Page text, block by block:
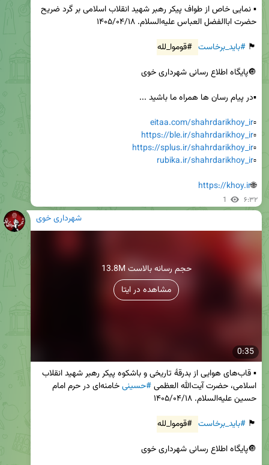
🏴 #باید_برخاست #قوموا_لله
▫️
eitaa.com/shahrdarikhoy_ir
▫️
https://ble.ir/shahrdarikhoy_ir
▫️
https://splus.ir/shahrdarikhoy_ir
▫️
rubika.ir/shahrdarikhoy_ir
🌐
https://khoy.ir
1 ۶:۳۲
شهرداری خوی
0:35
13.8M حجم رسانه بالاست
مشاهده در ایتا
اسلامی، حضرت آیت‌الله العظمی
#حسینی
🏴 #باید_برخاست #قوموا_لله